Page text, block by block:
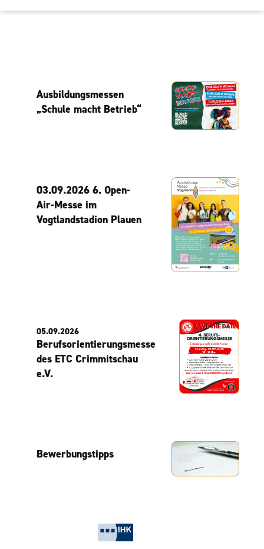
Ausbildungsmessen
„Schule macht Betrieb“
03.09.2026 6. Open-
Air-Messe im
Vogtlandstadion Plauen
05.09.2026
Berufsorientierungsmesse
des ETC Crimmitschau
e.V.
Bewerbungstipps